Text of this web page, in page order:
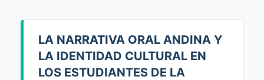
LA NARRATIVA ORAL ANDINA Y
LA IDENTIDAD CULTURAL EN
LOS ESTUDIANTES DE LA